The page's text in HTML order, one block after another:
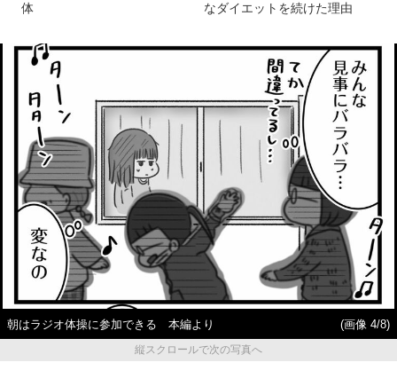
体
なダイエットを続けた理由
朝はラジオ体操に参加できる 本編より
(画像 4/8)
縦スクロールで次の写真へ